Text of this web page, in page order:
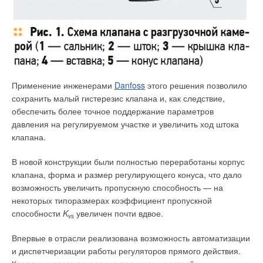
Применение инженерами Danfoss этого решения позволило
сохранить малый гистерезис клапана и, как следствие,
обеспечить более точное поддержание параметров
давления на регулируемом участке и увеличить ход штока
клапана.
В новой конструкции были полностью переработаны корпус
клапана, форма и размер регулирующего конуса, что дало
возможность увеличить пропускную способность — на
некоторых типоразмерах коэффициент пропускной
способности Kvs увеличен почти вдвое.
Впервые в отрасли реализована возможность автоматизации
и диспетчеризации работы регуляторов прямого действия.
введение обязательной сертификации. Ведь чем больше на
рынке качественного товара, тем выше доверие
наружного воздуха в соответствии с заданными кривыми
(погодное регулирование) или по постоянной уставке
подачи.
2. Контроль температуры в подающем и обратном
3. Ограничение производительности контуров для
обеспечения соответствия требованиям по температуре
обратной воды, возвращаемой в теплосеть.
подпитки систем отопления и ГВС в автоматическом режиме
с защитой их от «сухого хода», автоматическое чередование
работы насосов через заданные интервалы времени для
обеспечения равномерной загрузки насосов, с аварийным
вводом резерва.
5. Управление насосом, находящимся в дренажном приямке
индивидуального теплового пункта.